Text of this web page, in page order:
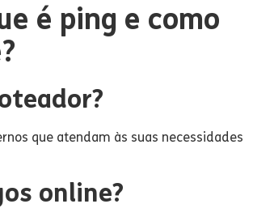
é ping e como
que atendam às suas necessidades
online?